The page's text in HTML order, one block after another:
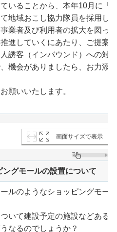
いることから、本年10月に「
地域おこし協力隊員を採用し
業者及び利用者の拡大を図っ
進していくにあたり、ご提案
誘客（インバウンド）への対
機会がありましたら、お力添
願いいたします。
画面サイズで表示
ングモールの設置について
ルのようなショッピングモー
いて建設予定の施設などある
なるのでしょうか？